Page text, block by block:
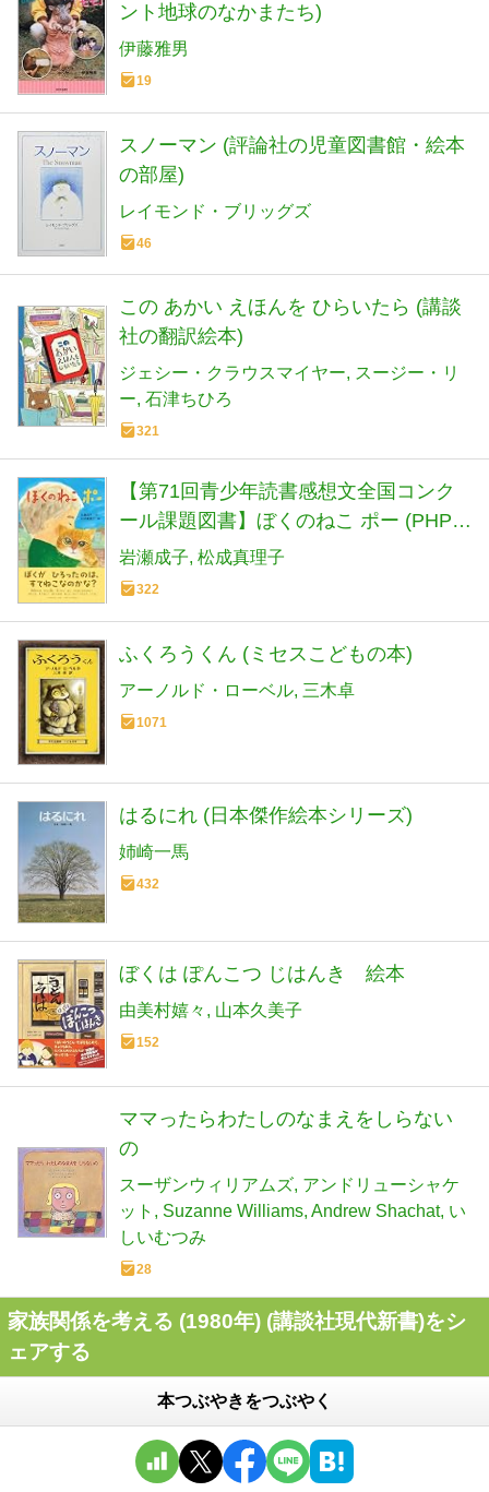
ント地球のなかまたち)
伊藤雅男
19
スノーマン (評論社の児童図書館・絵本
の部屋)
レイモンド・ブリッグズ
46
この あかい えほんを ひらいたら (講談
社の翻訳絵本)
ジェシー・クラウスマイヤー
スージー・リ
ー 石津ちひろ
321
【第71回青少年読書感想文全国コンク
ール課題図書】ぼくのねこ ポー (PHPと
っておきのどうわ)
岩瀬成子 松成真理子
322
ふくろうくん (ミセスこどもの本)
アーノルド・ローベル 三木卓
1071
はるにれ (日本傑作絵本シリーズ)
姉崎一馬
432
ぼくは ぽんこつ じはんき 絵本
由美村嬉々 山本久美子
152
ママったらわたしのなまえをしらない
の
スーザンウィリアムズ アンドリューシャケ
ット
Suzanne Williams Andrew Shachat い
しいむつみ
28
家族関係を考える (1980年) (講談社現代新書)をシ
ェアする
本つぶやきをつぶやく